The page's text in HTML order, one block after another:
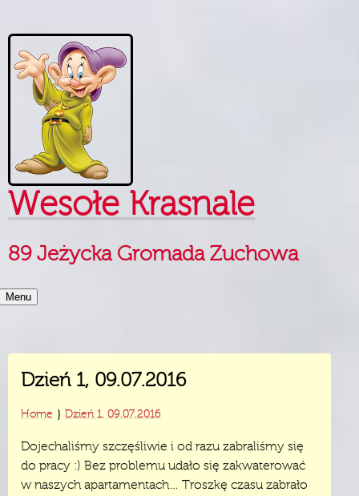
Wesołe Krasnale
89 Jeżycka Gromada Zuchowa
Menu
Dzień 1, 09.07.2016
Home } Dzień 1, 09.07.2016
Dojechaliśmy szczęśliwie i od razu zabraliśmy się
do pracy :) Bez problemu udało się zakwaterować
w naszych apartamentach… Troszkę czasu zabrało